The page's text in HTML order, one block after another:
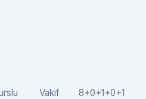
Vakıf 8+0+1+0+1